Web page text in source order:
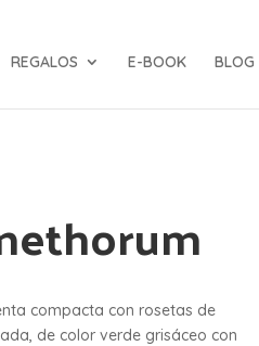
REGALOS E-BOOK BLOG
compacta con rosetas de
de color verde grisáceo con